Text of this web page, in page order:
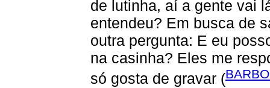
de lutinha, aí a gente vai
entendeu? Em busca de
outra pergunta: E eu
na casinha? Eles me
só gosta de gravar (